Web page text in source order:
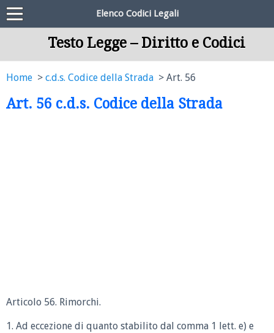
Elenco Codici Legali
Testo Legge – Diritto e Codici
Home c.d.s. Codice della Strada Art. 56
Art. 56 c.d.s. Codice della Strada
Articolo 56. Rimorchi.
1. Ad eccezione di quanto stabilito dal comma 1 lett. e) e